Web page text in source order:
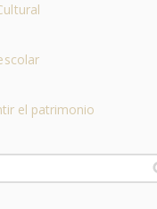
el patrimonio